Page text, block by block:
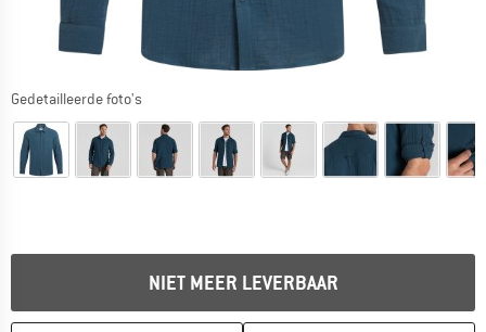
Gedetailleerde foto's
NIET MEER LEVERBAAR